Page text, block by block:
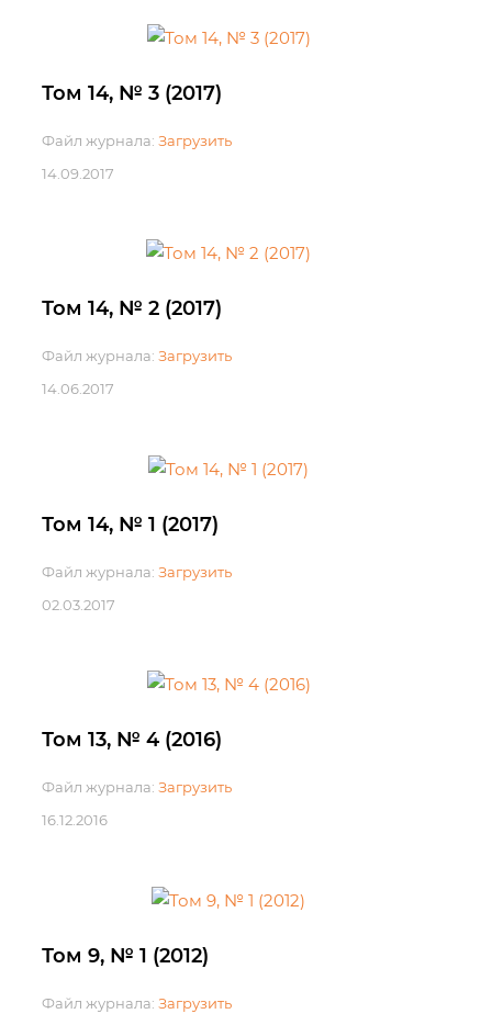
Том 14, № 3 (2017)
Файл журнала: Загрузить
14.09.2017
Том 14, № 2 (2017)
Файл журнала: Загрузить
14.06.2017
Том 14, № 1 (2017)
Файл журнала: Загрузить
02.03.2017
Том 13, № 4 (2016)
Файл журнала: Загрузить
16.12.2016
Том 9, № 1 (2012)
Файл журнала: Загрузить